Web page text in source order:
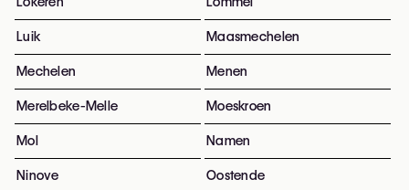
Luik Maasmechelen
Mechelen Menen
Merelbeke-Melle Moeskroen
Mol Namen
Ninove Oostende